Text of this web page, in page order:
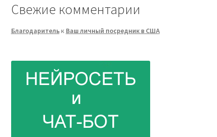
Свежие комментарии
Благодарительк Ваш личный посредник в США